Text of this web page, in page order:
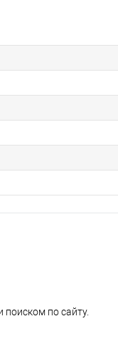
поиском по сайту.